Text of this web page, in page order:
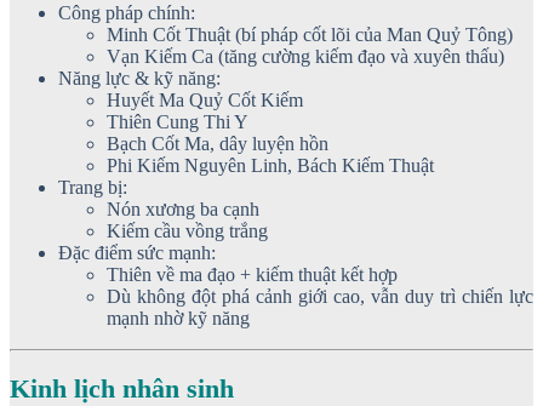
Công pháp chính:
Minh Cốt Thuật (bí pháp cốt lõi của Man Quỷ Tông)
Vạn Kiếm Ca (tăng cường kiếm đạo và xuyên thấu)
Năng lực & kỹ năng:
Huyết Ma Quỷ Cốt Kiếm
Thiên Cung Thi Y
Bạch Cốt Ma, dây luyện hồn
Phi Kiếm Nguyên Linh, Bách Kiếm Thuật
Trang bị:
Nón xương ba cạnh
Kiếm cầu vồng trắng
Đặc điểm sức mạnh:
Thiên về ma đạo + kiếm thuật kết hợp
Dù không đột phá cảnh giới cao, vẫn duy trì chiến lực
mạnh nhờ kỹ năng
Kinh lịch nhân sinh